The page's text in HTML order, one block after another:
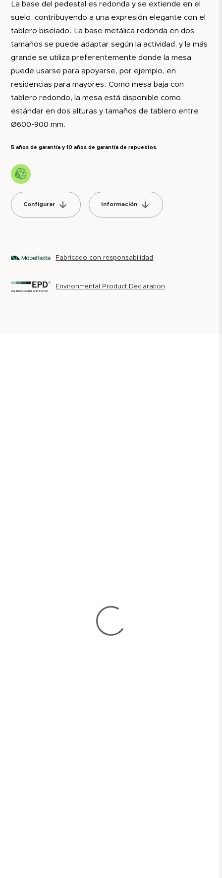
La base del pedestal es redonda y se extiende en el
suelo, contribuyendo a una expresión elegante con el
tablero biselado. La base metálica redonda en dos
tamaños se puede adaptar según la actividad, y la más
grande se utiliza preferentemente donde la mesa
puede usarse para apoyarse, por ejemplo, en
residencias para mayores. Como mesa baja con
tablero redondo, la mesa está disponible como
estándar en dos alturas y tamaños de tablero entre
Ø600-900 mm.
5 años de garantía y 10 años de garantía de repuestos.
Configurar Información
Fabricado con responsabilidad
Environmental Product Declaration